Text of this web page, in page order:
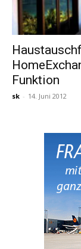
Funktion
sk - 14. Juni 2012